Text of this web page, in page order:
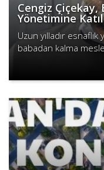
Cengiz Çiçekay,
Yönetimine
Uzun yılladır
babadan kalma
Van Demirciler